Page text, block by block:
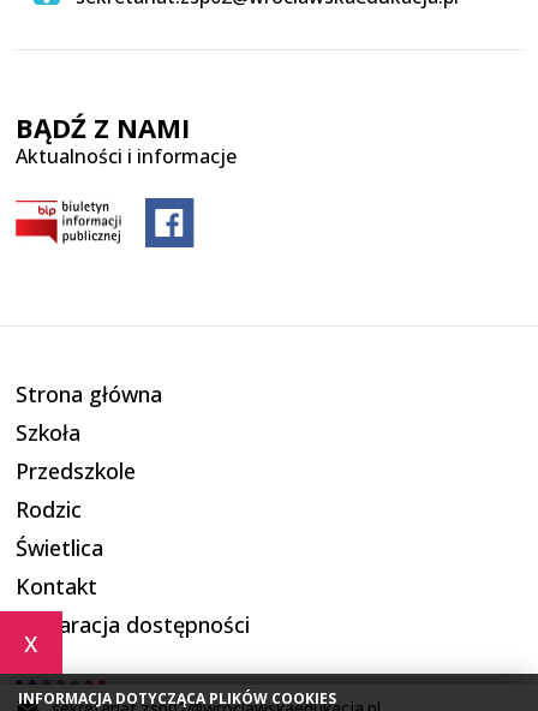
x
INFORMACJA DOTYCZĄCA PLIKÓW COOKIES
BĄDŹ Z NAMI
Aktualności i informacje
Strona główna
Szkoła
Przedszkole
Rodzic
Świetlica
Kontakt
Deklaracja dostępności